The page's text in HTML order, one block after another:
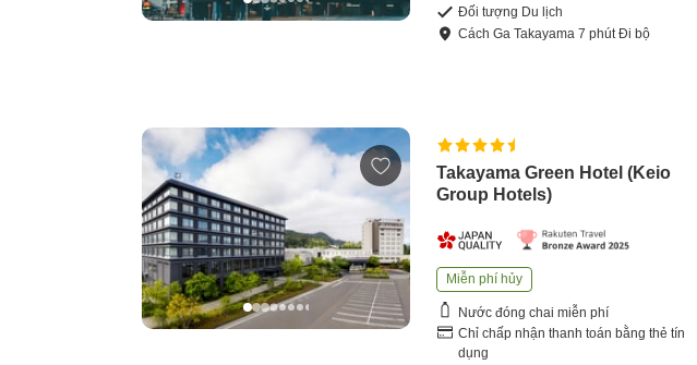
Đối tượng Du lịch
CáchGa Takayama7 phútĐi bộ
Takayama Green Hotel (Keio
Group Hotels)
Miễn phí hủy
Nước đóng chai miễn phí
Chỉ chấp nhận thanh toán bằng thẻ tín
dụng